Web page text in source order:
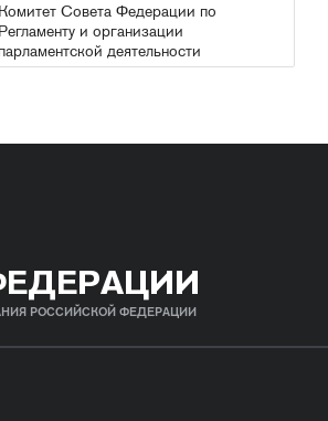
Комитет Совета Федерации по
Регламенту и организации
парламентской деятельности
РОССИЙСКОЙ ФЕДЕРАЦИИ